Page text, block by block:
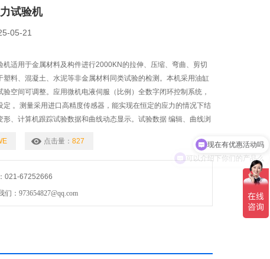
试验机
05-21
机适用于金属材料及构件进行2000KN的拉伸、压缩、弯曲、剪切
塑料、混凝土、水泥等非金属材料同类试验的检测。本机采用油缸
验空间可调整。应用微机电液伺服（比例）全数字闭环控制系统，
定 。测量采用进口高精度传感器，能实现在恒定的应力的情况下结
形、计算机跟踪试验数据和曲线动态显示。试验数据 编辑、曲线浏
点击量： 827
021-67252666
们：973654827@qq.com
可以介绍下你们的产品么
现在有优惠活动吗